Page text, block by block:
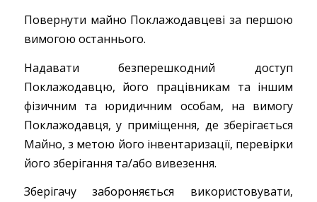
Повернути майно Поклажодавцеві за першою
вимогою останнього.
Надавати безперешкодний доступ
Поклажодавцю, його працівникам та іншим
фізичним та юридичним особам, на вимогу
Поклажодавця, у приміщення, де зберігається
Майно, з метою його інвентаризації, перевірки
його зберігання та/або вивезення.
Зберігачу забороняється використовувати,